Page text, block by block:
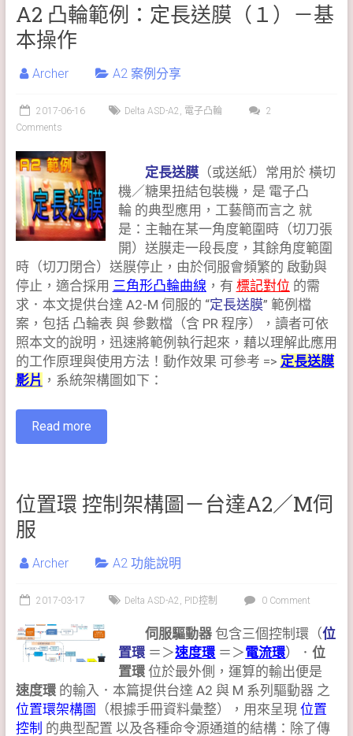
A2 凸輪範例：定長送膜（１）－基
本操作
Archer A2 案例分享
2017-06-16 Delta ASD-A2 , 電子凸輪
2
Comments
定長送膜 （或送紙）常用於 橫切
機／糖果扭結包裝機，是 電子凸
輪 的典型應用，工藝簡而言之 就
是：主軸在某一角度範圍時（切刀張
開）送膜走一段長度，其餘角度範圍
時（切刀閉合）送膜停止，由於伺服會頻繁的 啟動與
停止，適合採用 三角形凸輪曲線 ，有 標記對位 的需
求．本文提供台達 A2-M 伺服的 “定長送膜” 範例檔
案，包括 凸輪表 與 參數檔（含 PR 程序），讀者可依
照本文的說明，迅速將範例執行起來，藉以理解此應用
的工作原理與使用方法！動作效果 可參考 => 定長送膜
影片 ，系統架構圖如下：
Read more
位置環 控制架構圖－台達A2／M伺
服
Archer A2 功能說明
2017-03-17 Delta ASD-A2 , PID控制 0 Comment
伺服驅動器 包含三個控制環（位
置環 ＝＞速度環 ＝＞電流環）．位
置環 位於最外側，運算的輸出便是
速度環的輸入．本篇提供台達 A2 與 M 系列驅動器 之
位置環架構圖
（根據手冊資料彙整），用來呈現 位置
控制 的典型配置 以及各種命令源通道的結構：除了傳